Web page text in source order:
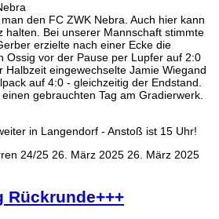
den FC ZWK Nebra. Auch hier kann
halten. Bei unserer Mannschaft stimmte
erzielte nach einer Ecke die
Ossig vor der Pause per Lupfer auf 2:0
Halbzeit eingewechselte Jamie Wiegand
auf 4:0 - gleichzeitig der Endstand.
gebrauchten Tag am Gradierwerk.
in Langendorf - Anstoß ist 15 Uhr!
24/25 26. März 2025 26. März 2025
Rückrunde+++